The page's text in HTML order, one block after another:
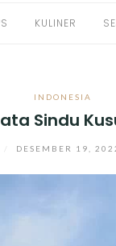
KULINER
INDONESIA
Sindu
DESEMBER 19,